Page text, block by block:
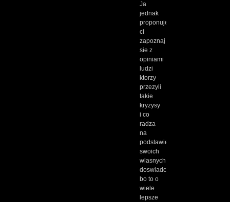
Ja
jednak
proponuje
ci
zapoznaj
sie z
opiniami
ludzi
ktorzy
przezyli
takie
kryzysy
i co
radza
na
podstawie
swoich
wlasnych
doswiadczen
bo to o
wiele
lepsze